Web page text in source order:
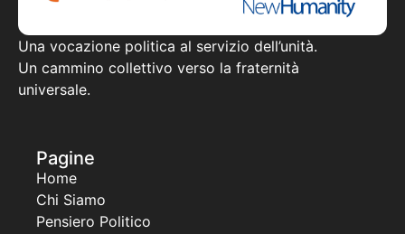
Una vocazione politica al servizio dell’unità.
Un cammino collettivo verso la fraternità
universale.
Pagine
Home
Chi Siamo
Pensiero Politico